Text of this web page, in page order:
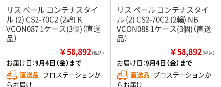
リス ペール コンテナスタイ
ル (2) CS2-70C2 (2輪) K
VCON087 1ケース(3個)（直送
品）
￥58,892（税込）
お届け日：9月4日（金）まで
直送品 プロステーションか
らお届け
リス ペール コンテナスタイ
ル (2) CS2-70C2 (2輪) NB
VCON088 1ケース(3個)（直送
品）
￥58,892（税込）
お届け日：9月4日（金）まで
直送品 プロステーションか
らお届け